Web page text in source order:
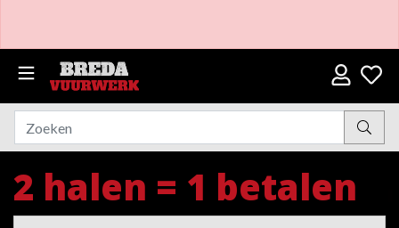
2 halen = 1 betalen